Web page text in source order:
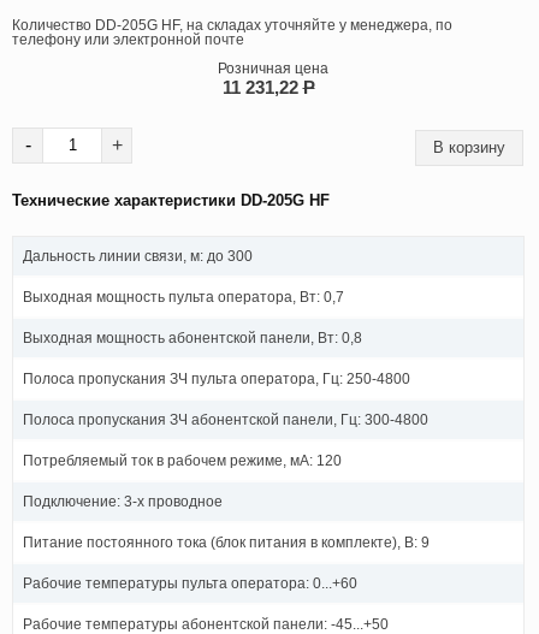
Количество DD-205G HF, на складах уточняйте у менеджера, по
телефону или электронной почте
Розничная цена
11 231,22P
- +
Технические характеристики DD-205G HF
Дальность линии связи, м: до 300
Выходная мощность пульта оператора, Вт: 0,7
Выходная мощность абонентской панели, Вт: 0,8
Полоса пропускания ЗЧ пульта оператора, Гц: 250-4800
Полоса пропускания ЗЧ абонентской панели, Гц: 300-4800
Потребляемый ток в рабочем режиме, мА: 120
Подключение: 3-х проводное
Питание постоянного тока (блок питания в комплекте), В: 9
Рабочие температуры пульта оператора: 0...+60
Рабочие температуры абонентской панели: -45...+50